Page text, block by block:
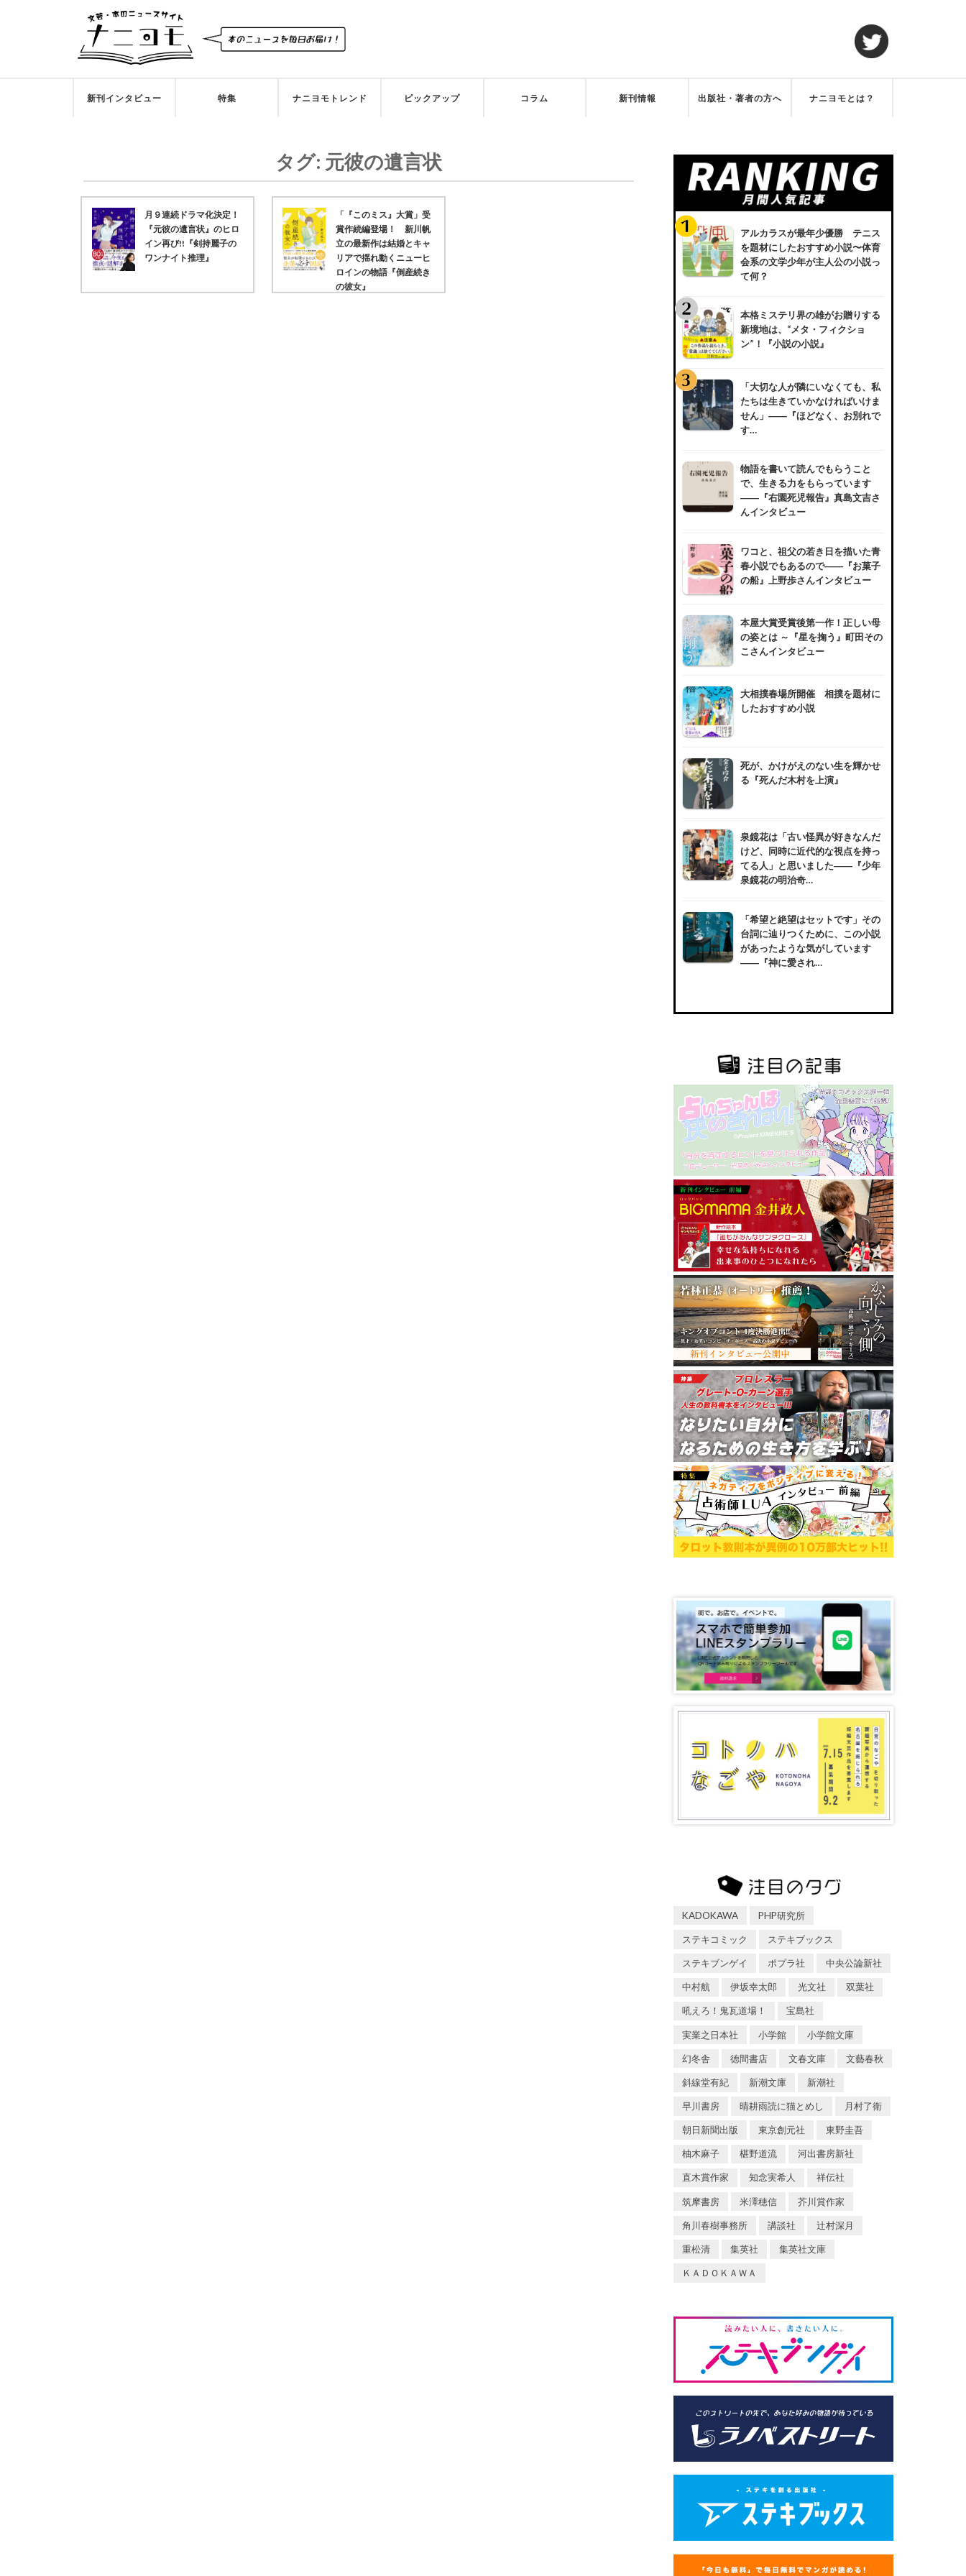
新刊インタビュー 特集 ナニヨモトレンド ピックアップ コラム 新刊情報 出版社・著者の方へ ナニヨモとは？
タグ: 元彼の遺言状
月９連続ドラマ化決定！
『元彼の遺言状』のヒロ
イン再び!!『剣持麗子の
ワンナイト推理』
「『このミス』大賞」受
賞作続編登場！ 新川帆
立の最新作は結婚とキャ
リアで揺れ動くニューヒ
ロインの物語『倒産続き
の彼女』
アルカラスが最年少優勝 テニス
を題材にしたおすすめ小説〜体育
会系の文学少年が主人公の小説っ
て何？
本格ミステリ界の雄がお贈りする
新境地は、“メタ・フィクショ
ン”！『小説の小説』
「大切な人が隣にいなくても、私
たちは生きていかなければいけま
せん」――『ほどなく、お別れで
す…
物語を書いて読んでもらうこと
で、生きる力をもらっています
――『右園死児報告』真島文吉さ
んインタビュー
ワコと、祖父の若き日を描いた青
春小説でもあるので――『お菓子
の船』上野歩さんインタビュー
本屋大賞受賞後第一作！正しい母
の姿とは ～『星を掬う』町田その
こさんインタビュー
大相撲春場所開催 相撲を題材に
したおすすめ小説
死が、かけがえのない生を輝かせ
る『死んだ木村を上演』
泉鏡花は「古い怪異が好きなんだ
けど、同時に近代的な視点を持っ
てる人」と思いました――『少年
泉鏡花の明治奇…
「希望と絶望はセットです」その
台詞に辿りつくために、この小説
があったような気がしています
――『神に愛され…
KADOKAWA PHP研究所
ステキコミック ステキブックス
ステキブンゲイ ポプラ社 中央公論新社
中村航 伊坂幸太郎 光文社 双葉社
吼えろ！鬼瓦道場！ 宝島社
実業之日本社 小学館 小学館文庫
幻冬舎 徳間書店 文春文庫 文藝春秋
斜線堂有紀 新潮文庫 新潮社
早川書房 晴耕雨読に猫とめし 月村了衛
朝日新聞出版 東京創元社 東野圭吾
柚木麻子 椹野道流 河出書房新社
直木賞作家 知念実希人 祥伝社
筑摩書房 米澤穂信 芥川賞作家
角川春樹事務所 講談社 辻村深月
重松清 集英社 集英社文庫
ＫＡＤＯＫＡＷＡ